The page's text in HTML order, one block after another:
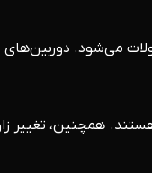
دوربین‌های با
همچنین، تغییر